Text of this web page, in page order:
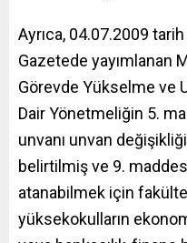
Ayrıca, 04.07.2009
Gazetede yayımlanan
Görevde Yükselme ve
Dair Yönetmeliğin 5.
unvanı unvan
belirtilmiş ve 9.
atanabilmek için
yüksekokulların